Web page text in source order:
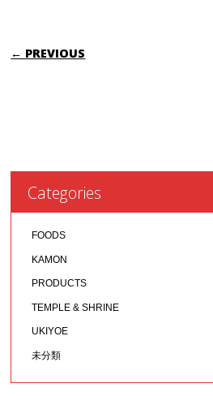
POST NAVIGATION
← PREVIOUS
Categories
FOODS
KAMON
PRODUCTS
TEMPLE & SHRINE
UKIYOE
未分類